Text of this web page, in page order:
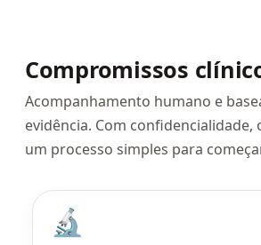
Compromissos
Acompanhamento humano e
evidência. Com confidencialidade,
um processo simples para
🔬